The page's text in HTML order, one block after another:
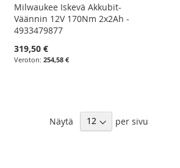
Milwaukee Iskevä Akkubit-
Väännin 12V 170Nm 2x2Ah -
4933479877
319,50 €
254,58 €
Näytä per sivu